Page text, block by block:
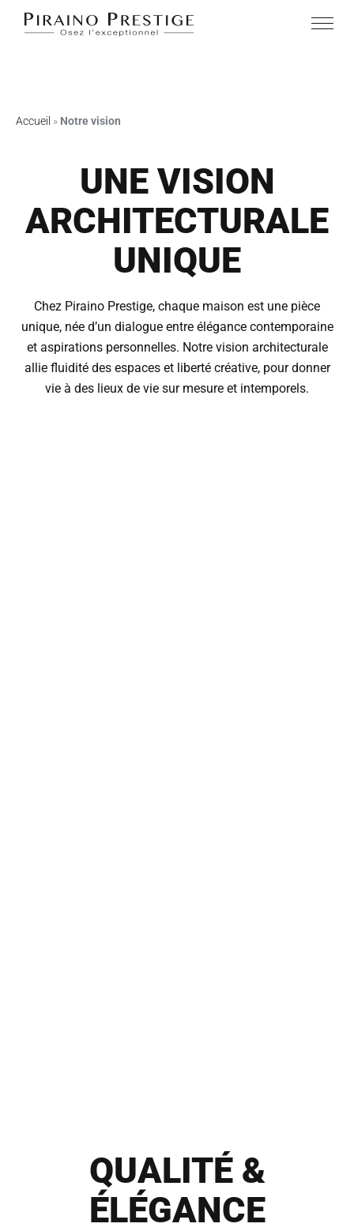
Accueil » Notre vision
UNE VISION
ARCHITECTURALE
UNIQUE
Chez Piraino Prestige, chaque maison est une pièce
unique, née d’un dialogue entre élégance contemporaine
et aspirations personnelles. Notre vision architecturale
allie fluidité des espaces et liberté créative, pour donner
vie à des lieux de vie sur mesure et intemporels.
QUALITÉ &
ÉLÉGANCE
PIRAINO PRESTIGE